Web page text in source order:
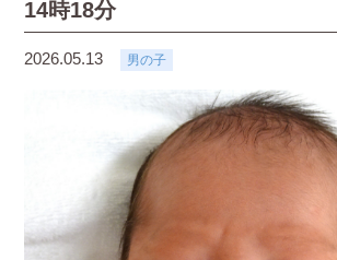
14時18分
2026.05.13 男の子